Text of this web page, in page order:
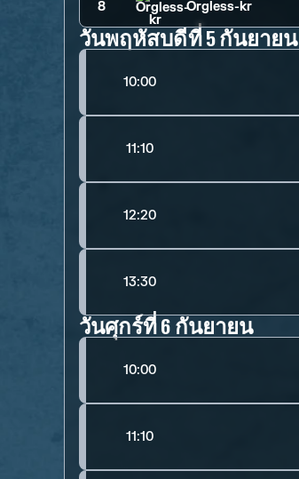
8 Orgless-kr
วันพฤหัสบดีที่ 5 กันยายน
10:00
11:10
12:20
13:30
วันศุกร์ที่ 6 กันยายน
10:00
11:10